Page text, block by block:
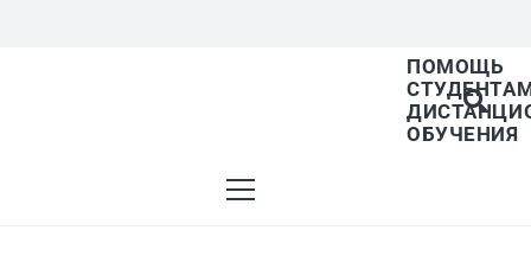
ПОМОЩЬ
ОБУЧЕНИЯ
списке найденных результатов используйте
вверх и вниз для выбора и Enter для